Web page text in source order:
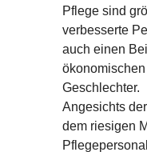
Pflege sind
verbesserte
auch einen
Geschlechter.
Angesichts
dem riesigen